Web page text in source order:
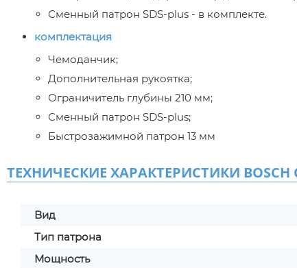
Сменный патрон SDS-plus - в комплекте.
комплектация
Чемоданчик;
Дополнительная рукоятка;
Ограничитель глубины 210 мм;
Сменный патрон SDS-plus;
Быстрозажимной патрон 13 мм
ТЕХНИЧЕСКИЕ ХАРАКТЕРИСТИКИ BOSCH
Вид
Тип патрона
Мощность